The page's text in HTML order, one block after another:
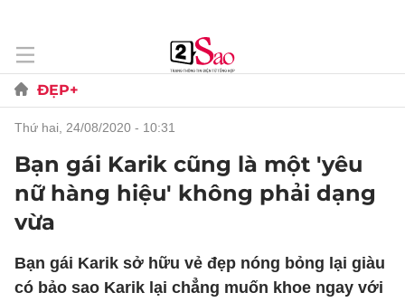
ĐẸP+
thứ hai, 24/08/2020 - 10:31
Bạn gái Karik cũng là một 'yêu
nữ hàng hiệu' không phải dạng
vừa
Bạn gái Karik sở hữu vẻ đẹp nóng bỏng lại giàu
có bảo sao Karik lại chẳng muốn khoe ngay với